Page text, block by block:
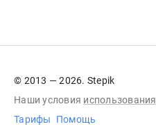
© 2013 — 2026. Stepik
Наши условия использования
Тарифы
Помощь